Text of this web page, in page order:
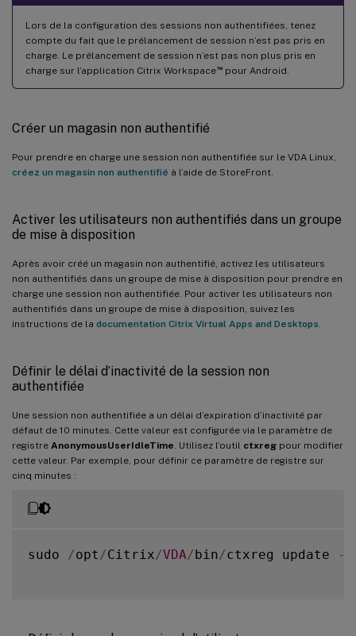
Lors de la configuration des sessions non authentifiées, tenez
compte du fait que le prélancement de session n’est pas pris en
charge. Le prélancement de session n’est pas non plus pris en
charge sur l’application Citrix Workspace™pour Android.
Créer un magasin non authentifié
Pour prendre en charge une session non authentifiée sur le VDA Linux,
créez un magasin non authentifié à l’aide de StoreFront.
Activer les utilisateurs non authentifiés dans un groupe
de mise à disposition
Après avoir créé un magasin non authentifié, activez les utilisateurs
non authentifiés dans un groupe de mise à disposition pour prendre en
charge une session non authentifiée. Pour activer les utilisateurs non
authentifiés dans un groupe de mise à disposition, suivez les
instructions de la documentation Citrix Virtual Apps and Desktops
Définir le délai d’inactivité de la session non
authentifiée
Une session non authentifiée a un délai d’expiration d’inactivité par
défaut de 10 minutes. Cette valeur est configurée via le paramètre de
registre AnonymousUserIdleTime . Utilisez l’outil ctxreg pour modifier
cette valeur. Par exemple, pour définir ce paramètre de registre sur
cinq minutes :
sudo /opt /Citrix/VDA/bin/ctxreg update -